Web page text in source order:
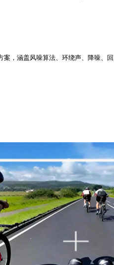
，涵盖风噪算法、环绕声、降噪